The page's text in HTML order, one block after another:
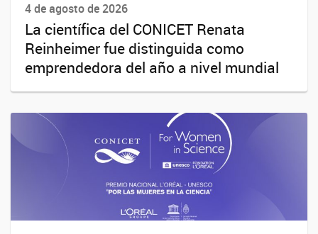
4 de agosto de 2026
La científica del CONICET Renata
Reinheimer fue distinguida como
emprendedora del año a nivel mundial